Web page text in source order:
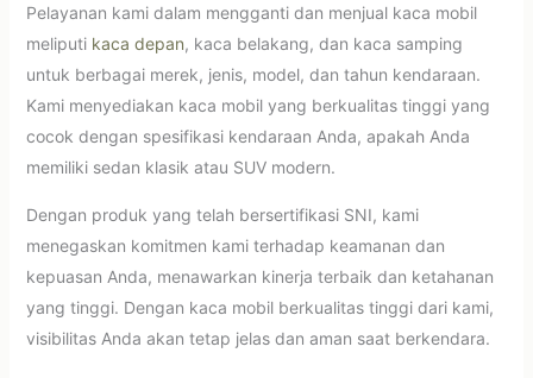
Pelayanan kami dalam mengganti dan menjual kaca mobil
meliputi kaca depan, kaca belakang, dan kaca samping
untuk berbagai merek, jenis, model, dan tahun kendaraan.
Kami menyediakan kaca mobil yang berkualitas tinggi yang
cocok dengan spesifikasi kendaraan Anda, apakah Anda
memiliki sedan klasik atau SUV modern.
Dengan produk yang telah bersertifikasi SNI, kami
menegaskan komitmen kami terhadap keamanan dan
kepuasan Anda, menawarkan kinerja terbaik dan ketahanan
yang tinggi. Dengan kaca mobil berkualitas tinggi dari kami,
visibilitas Anda akan tetap jelas dan aman saat berkendara.